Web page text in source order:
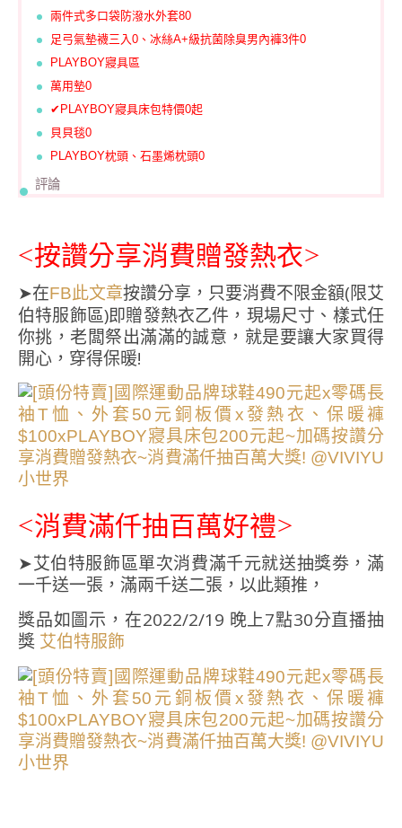
兩件式多口袋防潑水外套80
足弓氣墊襪三入0、冰絲A+級抗菌除臭男內褲3件0
PLAYBOY寢具區
萬用墊0
✔PLAYBOY寢具床包特價0起
貝貝毯0
PLAYBOY枕頭、石墨烯枕頭0
評論
<按讚分享消費贈發熱衣>
➤在FB此文章按讚分享，只要消費不限金額(限艾
伯特服飾區)即贈發熱衣乙件，現場尺寸、樣式任
你挑，老闆祭出滿滿的誠意，就是要讓大家買得
開心，穿得保暖!
<消費滿仟抽百萬好禮>
➤艾伯特服飾區單次消費滿千元就送抽獎劵，滿
一千送一張，滿兩千送二張，以此類推，
獎品如圖示，在2022/2/19 晚上7點30分直播抽
獎 艾伯特服飾